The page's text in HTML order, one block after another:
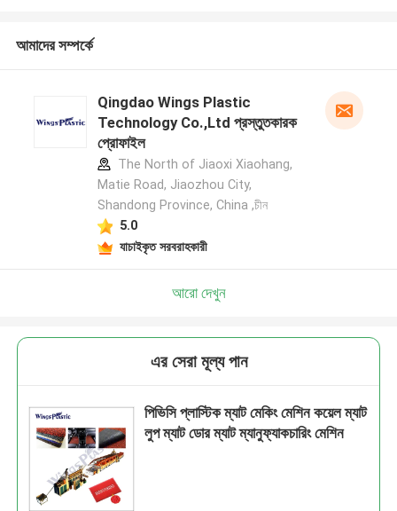
আমাদের সম্পর্কে
Qingdao Wings Plastic
Technology Co.,Ltd প্রস্তুতকারক
প্রোফাইল
The North of Jiaoxi Xiaohang,
Matie Road, Jiaozhou City,
Shandong Province, China ,চীন
5.0
যাচাইকৃত সরবরাহকারী
আরো দেখুন
এর সেরা মূল্য পান
পিভিসি প্লাস্টিক ম্যাট মেকিং মেশিন কয়েল ম্যাট
লুপ ম্যাট ডোর ম্যাট ম্যানুফ্যাকচারিং মেশিন